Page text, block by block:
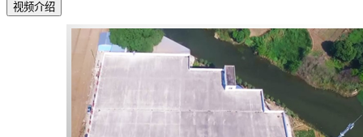
视频介绍